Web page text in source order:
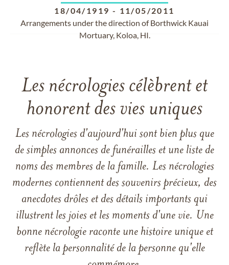
18/04/1919 - 11/05/2011
Arrangements under the direction of Borthwick Kauai
Mortuary, Koloa, HI.
Les nécrologies célèbrent et
honorent des vies uniques
Les nécrologies d'aujourd'hui sont bien plus que
de simples annonces de funérailles et une liste de
noms des membres de la famille. Les nécrologies
modernes contiennent des souvenirs précieux, des
anecdotes drôles et des détails importants qui
illustrent les joies et les moments d'une vie. Une
bonne nécrologie raconte une histoire unique et
reflète la personnalité de la personne qu'elle